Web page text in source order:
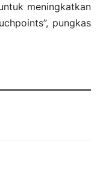
meningkatkan
pungkas